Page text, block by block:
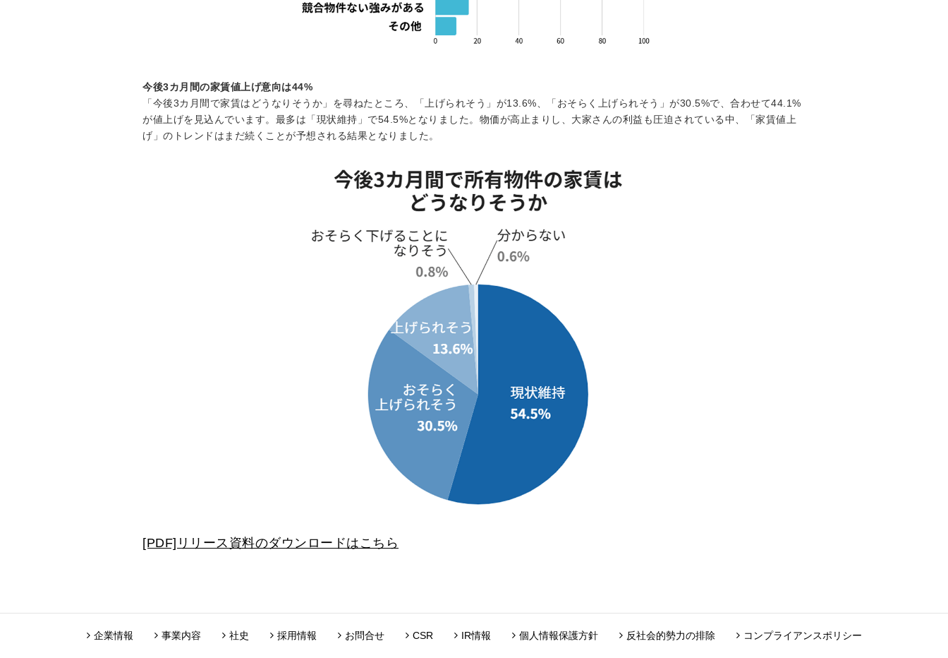
今後3カ月間の家賃値上げ意向は44%
「今後3カ月間で家賃はどうなりそうか」を尋ねたところ、「上げられそう」が13.6%、「おそらく上げられそう」が30.5%で、合わせて44.1%
が値上げを見込んでいます。最多は「現状維持」で54.5%となりました。物価が高止まりし、大家さんの利益も圧迫されている中、「家賃値上
げ」のトレンドはまだ続くことが予想される結果となりました。
[PDF]リリース資料のダウンロードはこちら
企業情報 事業内容 社史 採用情報 お問合せ CSR IR情報 個人情報保護方針 反社会的勢力の排除 コンプライアンスポリシー